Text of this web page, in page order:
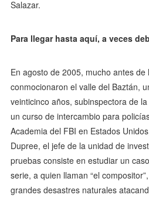
Salazar.
Para llegar hasta aquí, a veces
En agosto de 2005, mucho antes
conmocionaron el valle del Baztán,
veinticinco años, subinspectora de
un curso de intercambio para
Academia del FBI en Estados
Dupree, el jefe de la unidad de
pruebas consiste en estudiar un
serie, a quien llaman “el
grandes desastres naturales